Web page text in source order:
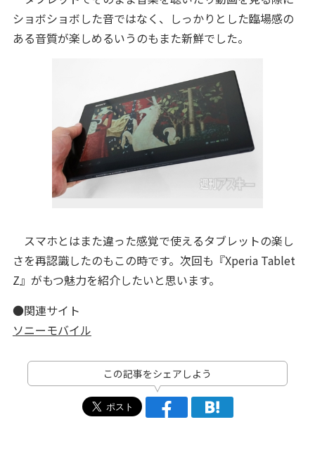
ショボショボした音ではなく、しっかりとした臨場感の
ある音質が楽しめるいうのもまた新鮮でした。
スマホとはまた違った感覚で使えるタブレットの楽し
さを再認識したのもこの時です。次回も『Xperia Tablet
Z』がもつ魅力を紹介したいと思います。
●関連サイト
ソニーモバイル
この記事をシェアしよう